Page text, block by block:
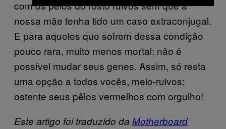
com os pêlos do rosto ruivos sem que a
nossa mãe tenha tido um caso extraconjugal.
E para aqueles que sofrem dessa condição
pouco rara, muito menos mortal: não é
possível mudar seus genes. Assim, só resta
uma opção a todos vocês, meio-ruivos:
ostente seus pêlos vermelhos com orgulho!
Este artigo foi traduzido da Motherboard